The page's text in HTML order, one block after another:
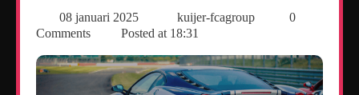
08 januari 2025 kuijer-fcagroup
0
Comments
Posted at 18:31